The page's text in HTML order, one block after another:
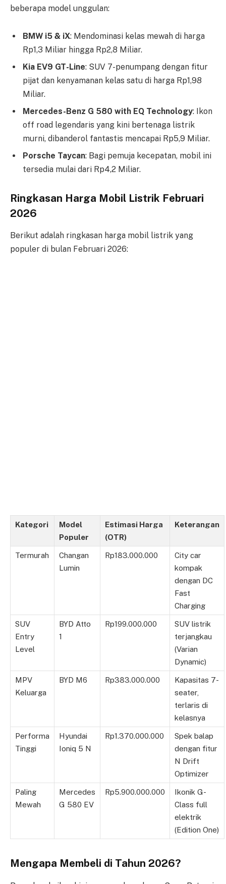
beberapa model unggulan:
BMW i5 & iX: Mendominasi kelas mewah di harga
Rp1,3 Miliar hingga Rp2,8 Miliar.
Kia EV9 GT-Line: SUV 7-penumpang dengan fitur
pijat dan kenyamanan kelas satu di harga Rp1,98
Miliar.
Mercedes-Benz G 580 with EQ Technology: Ikon
off road legendaris yang kini bertenaga listrik
murni, dibanderol fantastis mencapai Rp5,9 Miliar.
Porsche Taycan: Bagi pemuja kecepatan, mobil ini
tersedia mulai dari Rp4,2 Miliar.
Ringkasan Harga Mobil Listrik Februari
2026
Berikut adalah ringkasan harga mobil listrik yang
populer di bulan Februari 2026:
Kategori
Model
Populer
Estimasi Harga
(OTR)
Keterangan
Termurah
Changan
Lumin
Rp183.000.000
City car
kompak
dengan DC
Fast
Charging
SUV
Entry
Level
BYD Atto
1
Rp199.000.000
SUV listrik
terjangkau
(Varian
Dynamic)
MPV
Keluarga
BYD M6 Rp383.000.000
Kapasitas 7-
seater,
terlaris di
kelasnya
Performa
Tinggi
Hyundai
Ioniq 5 N
Rp1.370.000.000
Spek balap
dengan fitur
N Drift
Optimizer
Paling
Mewah
Mercedes
G 580 EV
Rp5.900.000.000
Ikonik G-
Class full
elektrik
(Edition One)
Mengapa Membeli di Tahun 2026?